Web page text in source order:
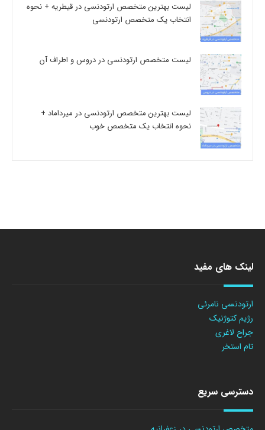
لیست بهترین متخصص ارتودنسی در قیطریه + نحوه
انتخاب یک متخصص ارتودنسی
لیست متخصص ارتودنسی در دروس و اطراف آن
لیست بهترین متخصص ارتودنسی در میرداماد +
نحوه انتخاب یک متخصص خوب
لینک های مفید
ارتودنسی نامرئی
رژیم کتوژنیک
جراح لاغری
تام استخر
دسترسی سریع